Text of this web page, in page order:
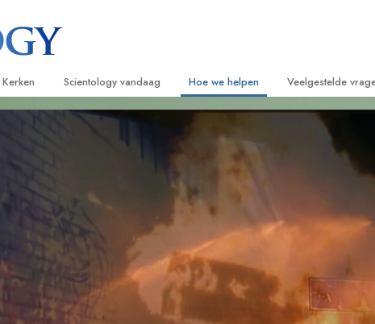
Kerken
Flag Land Base
Freewinds
Scientology beschikbaar maken voor de
hele wereld
Scientology vandaag
Grootse Openingen
Scientology evenementen
David Miscavige – Kerkelijk Leider van
Scientology
Hoe we helpen
De Weg naar een Gelukkig Leven
Applied Scholastics
Criminon
Narconon
De Feiten over Drugs
United for Human Rights
Citizens Commission on Human Rights
Veelgestelde
Achtergrond en
Binnen in een Kerk
De organisatie
Luisterboeken
Introductiefilms
Diensten